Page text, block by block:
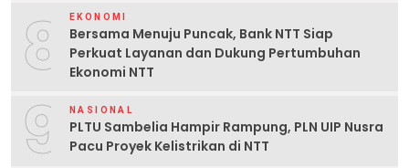
8 EKONOMI
Bersama Menuju Puncak, Bank NTT Siap
Perkuat Layanan dan Dukung Pertumbuhan
Ekonomi NTT
9 NASIONAL
PLTU Sambelia Hampir Rampung, PLN UIP Nusra
Pacu Proyek Kelistrikan di NTT